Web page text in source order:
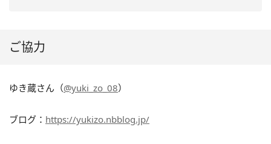
ご協力
ゆき蔵さん（@yuki_zo_08）
ブログ： https://yukizo.nbblog.jp/